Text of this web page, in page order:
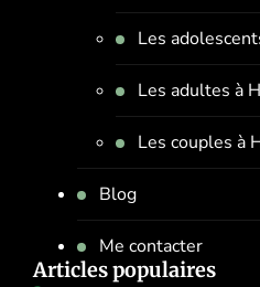
Les
Les adultes à
Les couples à
Blog
Me contacter
Articles populaires